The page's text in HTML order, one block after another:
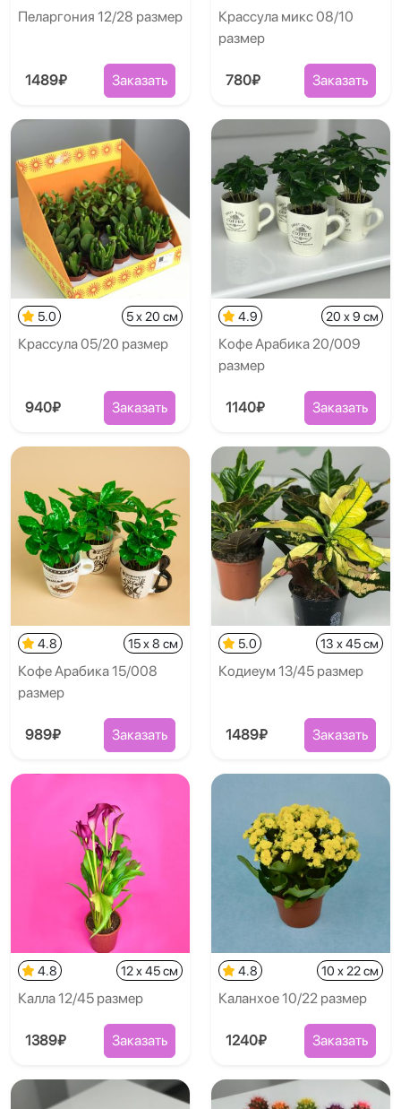
Пеларгония 12/28 размер
1489₽ Заказать
Крассула микс 08/10
размер
780₽ Заказать
5.0 5 x 20 см
Крассула 05/20 размер
940₽ Заказать
4.9 20 x 9 см
Кофе Арабика 20/009
размер
1140₽ Заказать
4.8 15 x 8 см
Кофе Арабика 15/008
размер
989₽ Заказать
5.0 13 x 45 см
Кодиеум 13/45 размер
1489₽ Заказать
4.8 12 x 45 см
Калла 12/45 размер
1389₽ Заказать
4.8 10 x 22 см
Каланхое 10/22 размер
1240₽ Заказать